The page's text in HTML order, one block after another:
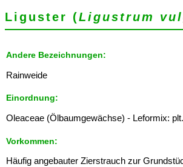
Liguster (Ligustrum
Andere Bezeichnungen:
Rainweide
Einordnung:
Oleaceae (Ölbaumgewächse) - Leformix:
Vorkommen:
Häufig angebauter Zierstrauch zur